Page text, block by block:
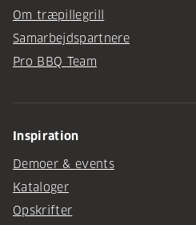
Om træpillegrill
Samarbejdspartnere
Pro BBQ Team
Inspiration
Demoer & events
Kataloger
Opskrifter